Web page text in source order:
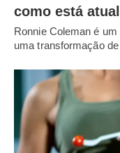
como está
Ronnie Coleman é
uma transformação